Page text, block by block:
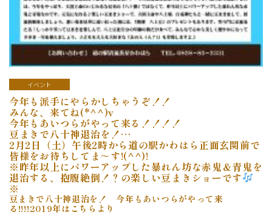
イベント
今年も派手にやらかしちゃうぞ！！
みんな、来てね(*^^)v
今年もあいつらがやって来る！！！！
豆まきで八十神退治を！…
2月2日（土）午後2時から道の駅かわはら正面玄関前で
皆様をお待ちしてま～す!(^^)!
※昨年以上にパワーアップした暴れん坊な赤鬼＆青鬼を
退治する、抱腹絶倒！？の楽しい豆まきショーです
※
豆まきで八十神退治を！ 今年もあいつらがやって来
る!!!!2019年はこちらより